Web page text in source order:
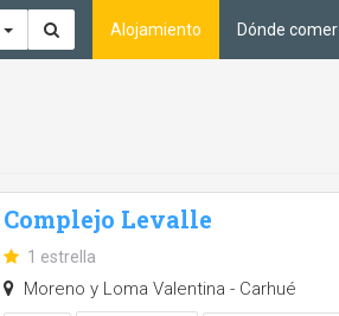
Alojamiento Dónde comer
Complejo Levalle
1 estrella
Moreno y Loma Valentina - Carhué